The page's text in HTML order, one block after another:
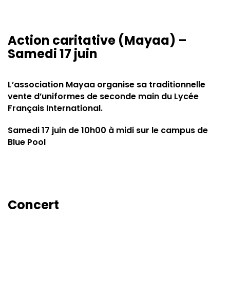
Action caritative (Mayaa) –
Samedi 17 juin
L’association Mayaa organise sa traditionnelle
vente d’uniformes de seconde main du Lycée
Français International.
Samedi 17 juin de 10h00 à midi sur le campus de
Blue Pool
Concert